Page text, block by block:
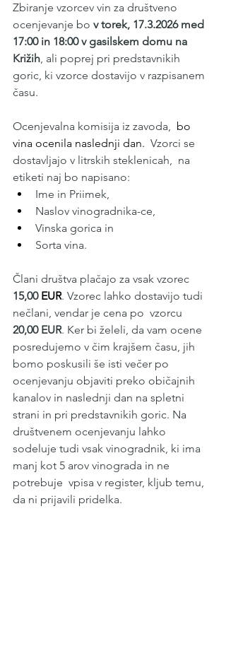
Zbiranje vzorcev vin za društveno
ocenjevanje bo v torek, 17.3.2026 med
17:00 in 18:00 v gasilskem domu na
Križih, ali poprej pri predstavnikih
goric, ki vzorce dostavijo v razpisanem
času.
Ocenjevalna komisija iz zavoda, bo
vina ocenila naslednji dan. Vzorci se
dostavljajo v litrskih steklenicah,  na
etiketi naj bo napisano:
Ime in Priimek,
Naslov vinogradnika-ce,
Vinska gorica in
Sorta vina.
Člani društva plačajo za vsak vzorec
15,00 EUR. Vzorec lahko dostavijo tudi
nečlani, vendar je cena po  vzorcu
20,00 EUR. Ker bi želeli, da vam ocene
posredujemo v čim krajšem času, jih
bomo poskusili še isti večer po
ocenjevanju objaviti preko običajnih
kanalov in naslednji dan na spletni
strani in pri predstavnikih goric. Na
društvenem ocenjevanju lahko
sodeluje tudi vsak vinogradnik, ki ima
manj kot 5 arov vinograda in ne
potrebuje  vpisa v register, kljub temu,
da ni prijavili pridelka.